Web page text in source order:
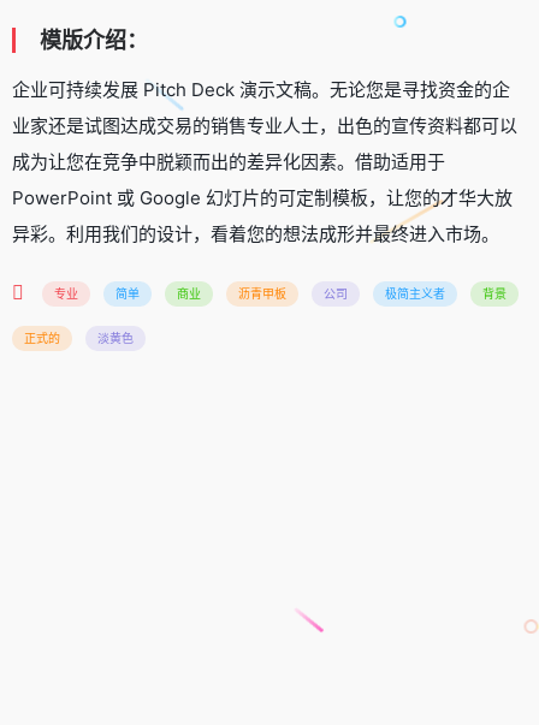
模版介绍：
企业可持续发展 Pitch Deck 演示文稿。无论您是寻找资金的企
业家还是试图达成交易的销售专业人士，出色的宣传资料都可以
成为让您在竞争中脱颖而出的差异化因素。借助适用于
PowerPoint 或 Google 幻灯片的可定制模板，让您的才华大放
异彩。利用我们的设计，看着您的想法成形并最终进入市场。
专业 简单 商业 沥青甲板 公司 极简主义者 背景
正式的 淡黄色